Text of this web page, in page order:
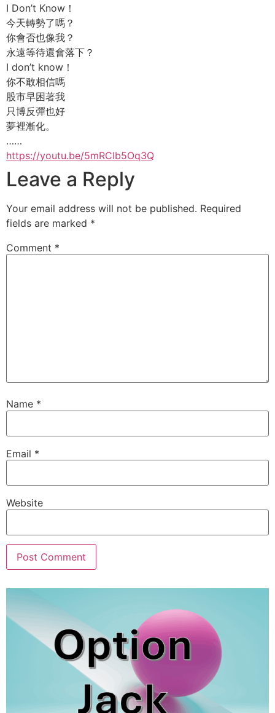
I Don’t Know！
今天轉勢了嗎？
你會否也像我？
永遠等待還會落下？
I don’t know！
你不敢相信嗎
股市早困著我
只博反彈也好
夢裡漸化。
……
https://youtu.be/5mRCIb5Oq3Q
Leave a Reply
Your email address will not be published. Required
fields are marked *
Comment *
Name *
Email *
Website